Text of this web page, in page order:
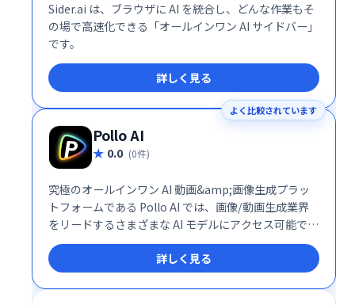
Sider.ai は、ブラウザに AI を統合し、どんな作業もそ
の場で高速化できる「オールインワン AI サイドバー」
です。
詳しく見る
よく比較されています
Pollo AI
0.0 (0件)
究極のオールインワン AI 動画&amp;画像生成プラッ
トフォームである Pollo AI では、画像/動画生成業界
をリードするさまざまな AI モデルにアクセス可能で
す。
詳しく見る